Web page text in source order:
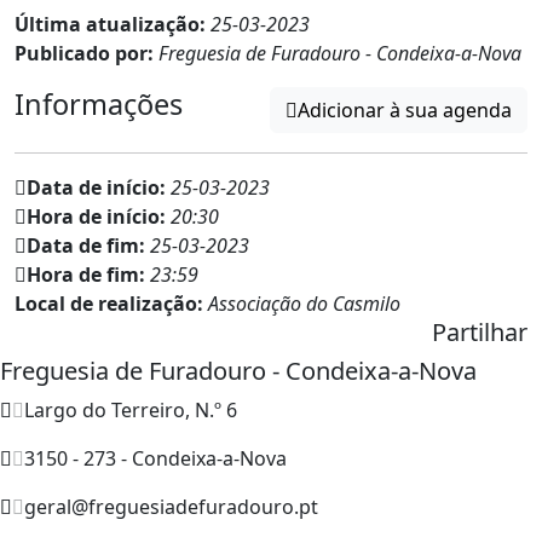
Última atualização: 25-03-2023
Publicado por: Freguesia de Furadouro - Condeixa-a-Nova
Informações Adicionar à sua agenda
Data de início: 25-03-2023
Hora de início: 20:30
Data de fim: 25-03-2023
Hora de fim: 23:59
Local de realização:Associação do Casmilo
Partilhar
Freguesia de Furadouro - Condeixa-a-Nova
Largo do Terreiro, N.º 6
3150 - 273 - Condeixa-a-Nova
geral@freguesiadefuradouro.pt